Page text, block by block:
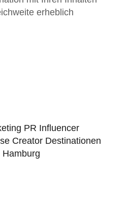
erheblich